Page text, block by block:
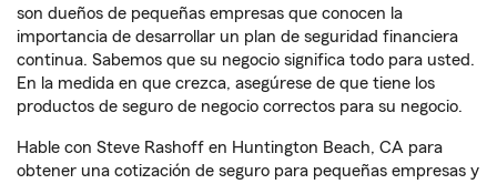
son dueños de pequeñas empresas que conocen la
importancia de desarrollar un plan de seguridad financiera
continua. Sabemos que su negocio significa todo para usted.
En la medida en que crezca, asegúrese de que tiene los
productos de seguro de negocio correctos para su negocio.
Hable con Steve Rashoff en Huntington Beach, CA para
obtener una cotización de seguro para pequeñas empresas y